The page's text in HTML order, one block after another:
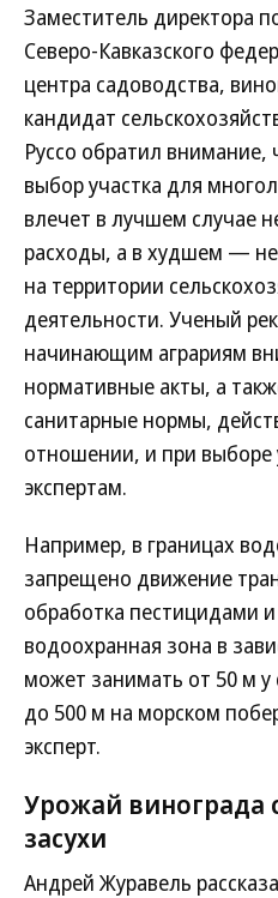
Заместитель директора
Северо-Кавказского
центра садоводства,
кандидат
Руссо обратил
выбор участка для
влечет в лучшем случае
расходы, а в худшем —
на территории
деятельности. Ученый
начинающим аграриям
нормативные акты, а
санитарные нормы,
отношении, и при выборе
экспертам.
Например, в границах
запрещено движение
обработка пестицидами
водоохранная зона в
может занимать от 50 м
до 500 м на морском
эксперт.
Урожай винограда
засухи
Андрей Журавель